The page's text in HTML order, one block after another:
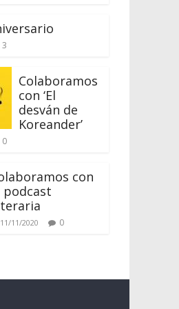
3
Colaboramos
con ‘El
desván de
Koreander’
0
con
podcast
11/11/2020 0